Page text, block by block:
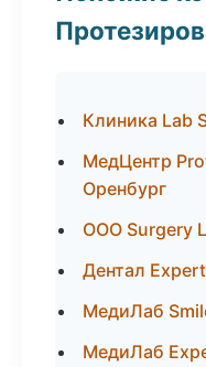
Клиника Lab
МедЦентр
Оренбург
ООО Surgery
Дентал
МедиЛаб
МедиЛаб